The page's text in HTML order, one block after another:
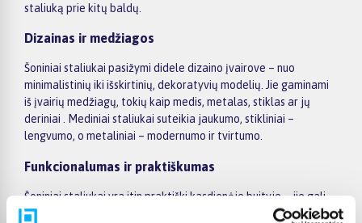
staliuką prie kitų baldų.
Dizainas ir medžiagos
Šoniniai staliukai pasižymi didele dizaino įvairove – nuo
minimalistinių iki išskirtinių, dekoratyvių modelių. Jie gaminami
iš įvairių medžiagų, tokių kaip medis, metalas, stiklas ar jų
deriniai . Mediniai staliukai suteikia jaukumo, stikliniai –
lengvumo, o metaliniai – modernumo ir tvirtumo.
Funkcionalumas ir praktiškumas
Šoniniai staliukai yra itin praktiški kasdienėje buityje – jie gali
būti naudojami ne tik kaip vieta daiktams laikyti, bet ir kaip